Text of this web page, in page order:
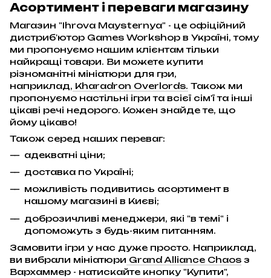
Асортимент і переваги магазину
Магазин "Ihrova Maysternya" - це офіційний
дистриб'ютор Games Workshop в Україні, тому
ми пропонуємо нашим клієнтам тільки
найкращі товари. Ви можете купити
різноманітні мініатюри для гри,
наприклад, Kharadron Overlords. Також ми
пропонуємо настільні ігри та всієї сім'ї та інші
цікаві речі недорого. Кожен знайде те, що
йому цікаво!
Також серед наших переваг:
адекватні ціни;
доставка по Україні;
можливість подивитись асортимент в
нашому магазині в Києві;
доброзичливі менеджери, які "в темі" і
допоможуть з будь-яким питанням.
Замовити ігри у нас дуже просто. Наприклад,
ви вибрали мініатюри Grand Alliance Chaos з
Вархаммер - натискайте кнопку "Купити",